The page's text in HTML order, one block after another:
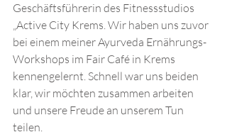
Geschäftsführerin des Fitnessstudios
„Active City Krems. Wir haben uns zuvor
bei einem meiner Ayurveda Ernährungs-
Workshops im Fair Café in Krems
kennengelernt. Schnell war uns beiden
klar, wir möchten zusammen arbeiten
und unsere Freude an unserem Tun
teilen.